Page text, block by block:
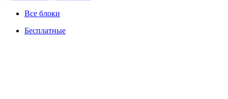
Все блоки
Бесплатные